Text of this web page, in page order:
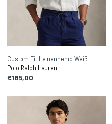
Custom Fit Leinenhemd Weiß
Polo Ralph Lauren
€185,00